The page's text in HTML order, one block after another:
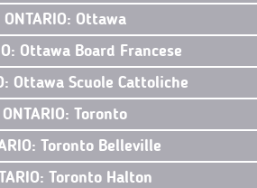
ONTARIO: Ottawa
Ottawa Board Francese
Ottawa Scuole Cattoliche
ONTARIO: Toronto
Toronto Belleville
Toronto Halton